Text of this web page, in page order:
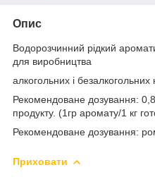
Опис
Водорозчинний рідкий
для виробництва
алкогольних і безалкогольних
Рекомендоване дозування:
продукту. (1гр аромату/1 кг
Рекомендоване дозування:
Приховати